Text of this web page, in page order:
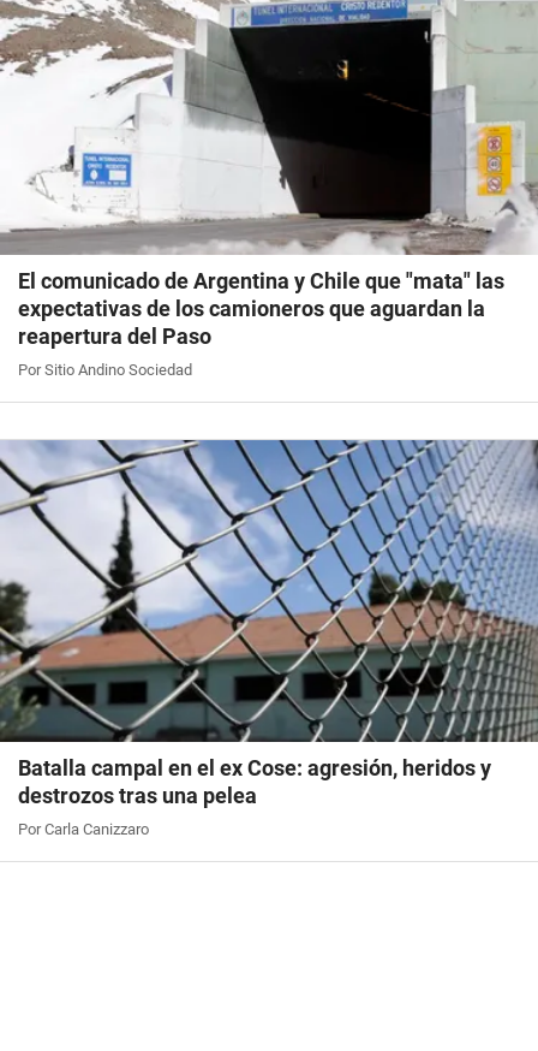
El comunicado de Argentina y Chile que "mata" las
expectativas de los camioneros que aguardan la
reapertura del Paso
Por Sitio Andino Sociedad
Batalla campal en el ex Cose: agresión, heridos y
destrozos tras una pelea
Por Carla Canizzaro